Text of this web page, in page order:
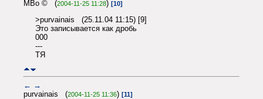
MBo © (2004-11-25 11:28) [10]
>purvainais (25.11.04 11:15) [9]
Это записывается как дробь
000
---
ТЯ
← →
purvainais (2004-11-25 11:36) [11]